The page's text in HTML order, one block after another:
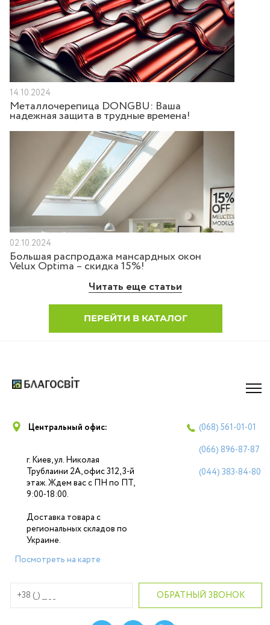
14.10.2024
Металлочерепица DONGBU: Ваша
надежная защита в трудные времена!
02.10.2024
Большая распродажа мансардных окон
Velux Optima – скидка 15%!
Читать еще статьи
ПЕРЕЙТИ В КАТАЛОГ
Центральный офис:
г. Киев, ул. Николая
Трублаини 2А, офис 312, 3-й
этаж. Ждем вас с ПН по ПТ,
9:00-18:00.
Доставка товара с
региональных складов по
Украине.
Посмотреть на карте
(068) 561-01-01
(066) 896-87-87
(044) 383-84-80